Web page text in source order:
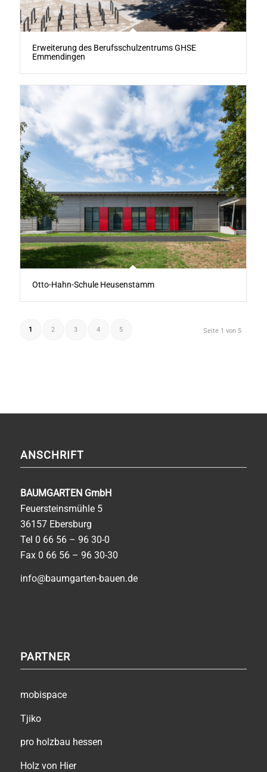
Erweiterung des Berufsschulzentrums GHSE
Emmendingen
Otto-Hahn-Schule Heusenstamm
Seite 1 von 5
1 2 3 4 5
ANSCHRIFT
BAUMGARTEN GmbH
Feuersteinsmühle 5
36157 Ebersburg
Tel 0 66 56 – 96 30-0
Fax 0 66 56 – 96 30-30
info@baumgarten-bauen.de
PARTNER
mobispace
Tjiko
pro holzbau hessen
Holz von Hier